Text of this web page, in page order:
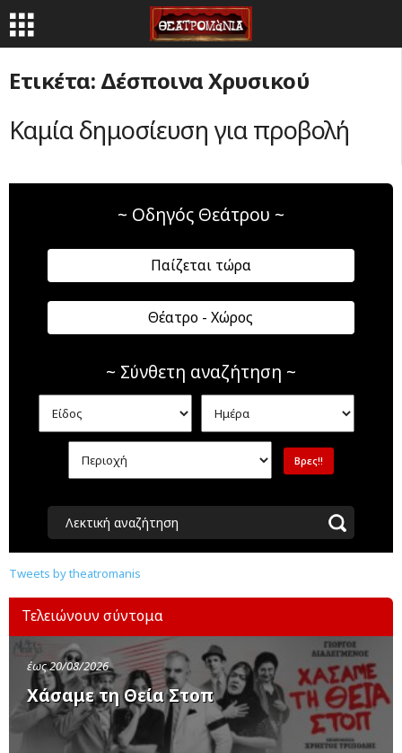
Ετικέτα: Δέσποινα Χρυσικού
Καμία δημοσίευση για προβολή
~ Οδηγός Θεάτρου ~
Παίζεται τώρα
Θέατρο - Χώρος
~ Σύνθετη αναζήτηση ~
Λεκτική αναζήτηση
Tweets by theatromanis
Τελειώνουν σύντομα
έως 20/08/2026
Χάσαμε τη Θεία Στοπ